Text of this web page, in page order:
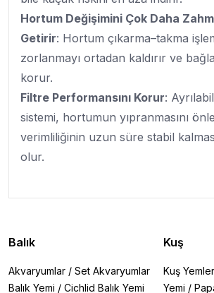
Hortum Değişimini Çok Daha
Getirir: Hortum çıkarma–takma
zorlanmayı ortadan kaldırır ve
korur.
Filtre Performansını Korur:
sistemi, hortumun yıpranmasını
verimliliğinin uzun süre stabil
olur.
Balık
Akvaryumlar / Set Akvaryumlar
Balık Yemi / Cichlid Balık Yemi
Kuş
Kuş
Yemi /